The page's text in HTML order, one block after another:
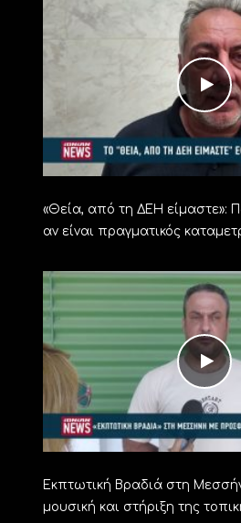
«Θεία, από τη ΔΕΗ είμαστε»:
αν είναι πραγματικός
Εκπτωτική Βραδιά στη
μουσική και στήριξη της